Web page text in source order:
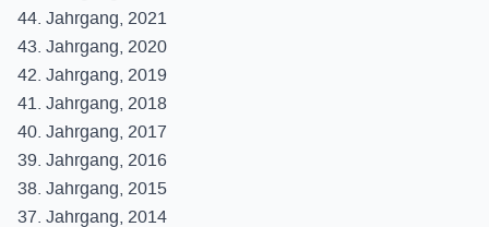
44. Jahrgang, 2021
43. Jahrgang, 2020
42. Jahrgang, 2019
41. Jahrgang, 2018
40. Jahrgang, 2017
39. Jahrgang, 2016
38. Jahrgang, 2015
37. Jahrgang, 2014